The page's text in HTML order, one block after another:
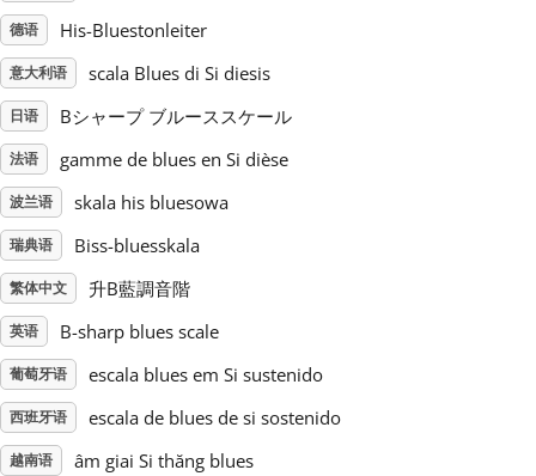
Svenska
Українська
简体中文
德语 His-Bluestonleiter
意大利语 scala Blues di Si diesis
日语 Bシャープ ブルーススケール
法语 gamme de blues en Si dièse
波兰语 skala his bluesowa
瑞典语 Biss-bluesskala
繁体中文 升B藍調音階
英语 B-sharp blues scale
葡萄牙语 escala blues em Si sustenido
西班牙语 escala de blues de si sostenido
越南语 âm giai Si thăng blues